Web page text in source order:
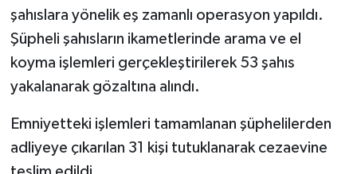
şahıslara yönelik eş zamanlı operasyon yapıldı.
Şüpheli şahısların ikametlerinde arama ve el
koyma işlemleri gerçekleştirilerek 53 şahıs
yakalanarak gözaltına alındı.
Emniyetteki işlemleri tamamlanan şüphelilerden
adliyeye çıkarılan 31 kişi tutuklanarak cezaevine